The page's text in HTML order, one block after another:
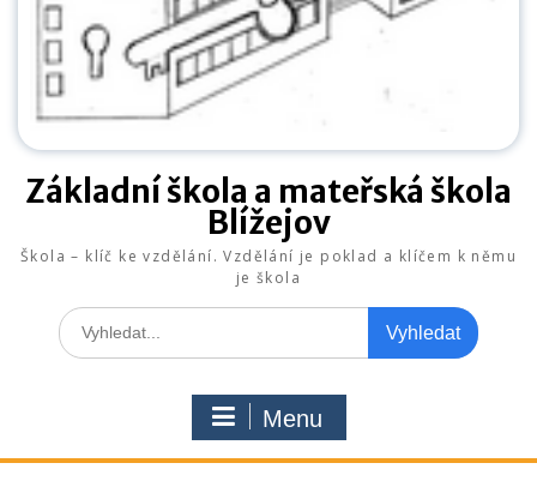
Základní škola a mateřská škola
Blížejov
Škola – klíč ke vzdělání. Vzdělání je poklad a klíčem k němu
je škola
Search
for:
Menu